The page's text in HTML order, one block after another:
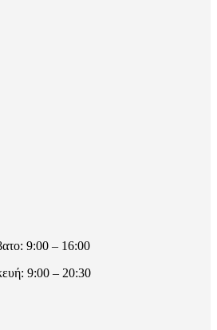
9:00 – 16:00
9:00 – 20:30